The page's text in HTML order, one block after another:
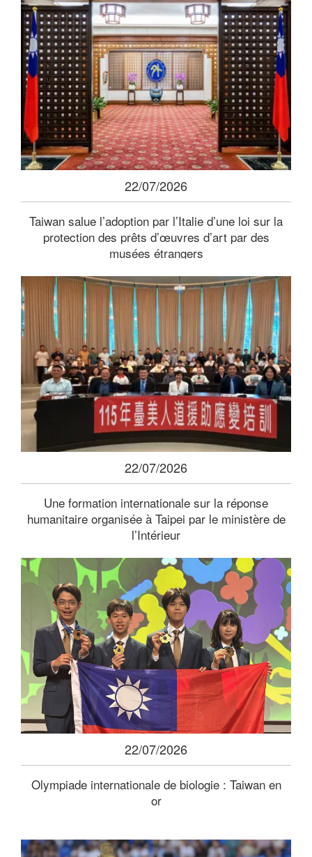
22/07/2026
Taiwan salue l’adoption par l’Italie d’une loi sur la
protection des prêts d’œuvres d’art par des
musées étrangers
22/07/2026
Une formation internationale sur la réponse
humanitaire organisée à Taipei par le ministère de
l’Intérieur
22/07/2026
Olympiade internationale de biologie : Taiwan en
or